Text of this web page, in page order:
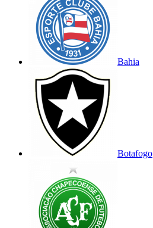
Bahia
Botafogo